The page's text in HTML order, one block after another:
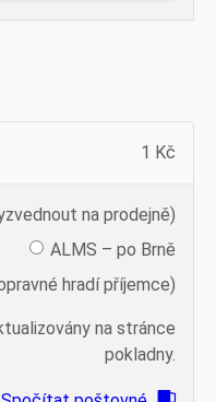
1 Kč
na prodejně)
ALMS – po Brně
hradí příjemce)
na stránce
pokladny.